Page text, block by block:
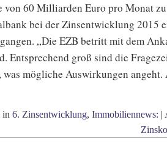
von 60 Milliarden Euro pro Monat
bei der Zinsentwicklung 2015
„Die EZB betritt mit dem
Entsprechend groß sind die
mögliche Auswirkungen
in 6. Zinsentwicklung, Immobiliennews: |